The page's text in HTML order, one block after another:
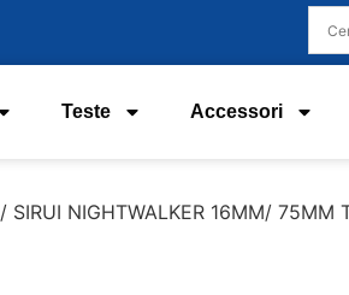
Teste Accessori
/ SIRUI NIGHTWALKER 16MM/ 75MM